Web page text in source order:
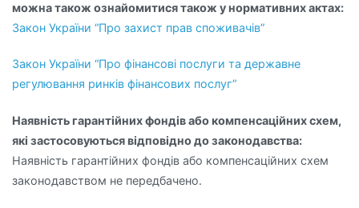
можна також ознайомитися також у нормативних актах:
Закон України “Про захист прав споживачів”
Закон України “Про фінансові послуги та державне
регулювання ринків фінансових послуг”
Наявність гарантійних фондів або компенсаційних схем,
які застосовуються відповідно до законодавства:
Наявність гарантійних фондів або компенсаційних схем
законодавством не передбачено.